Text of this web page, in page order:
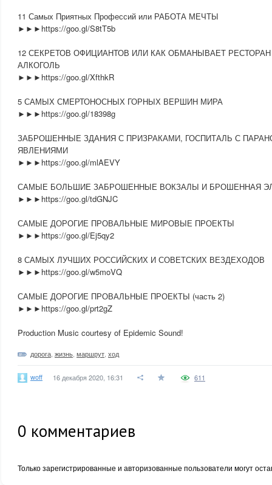
11 Самых Приятных Профессий или РАБОТА МЕЧТЫ
►►►https://goo.gl/S8tT5b
12 СЕКРЕТОВ ОФИЦИАНТОВ ИЛИ КАК ОБМАНЫВАЕТ
АЛКОГОЛЬ
►►►https://goo.gl/XfthkR
5 САМЫХ СМЕРТОНОСНЫХ ГОРНЫХ ВЕРШИН МИРА
►►►https://goo.gl/18398g
ЗАБРОШЕННЫЕ ЗДАНИЯ С ПРИЗРАКАМИ, ГОСПИТАЛЬ С
ЯВЛЕНИЯМИ
►►►https://goo.gl/mlAEVY
САМЫЕ БОЛЬШИЕ ЗАБРОШЕННЫЕ ВОКЗАЛЫ И БРОШЕННАЯ
►►►https://goo.gl/tdGNJC
САМЫЕ ДОРОГИЕ ПРОВАЛЬНЫЕ МИРОВЫЕ ПРОЕКТЫ
►►►https://goo.gl/Ej5qy2
8 САМЫХ ЛУЧШИХ РОССИЙСКИХ И СОВЕТСКИХ ВЕЗДЕХОДОВ
►►►https://goo.gl/w5moVQ
САМЫЕ ДОРОГИЕ ПРОВАЛЬНЫЕ ПРОЕКТЫ (часть 2)
►►►https://goo.gl/prt2gZ
Production Music courtesy of Epidemic Sound!
дорога жизнь маршрут ход
woff 16 декабря 2020, 16:31 611
0 комментариев
Только зарегистрированные и авторизованные пользователи могут